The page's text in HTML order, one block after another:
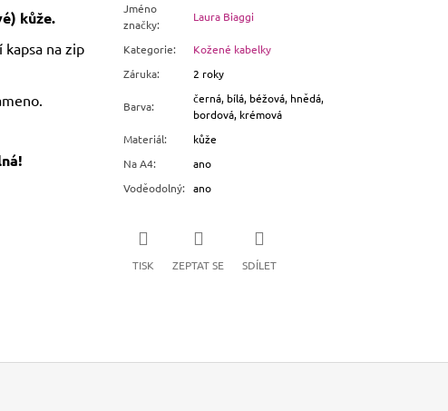
kůže.
na zip
Jméno
značky:
Laura Biaggi
Kategorie:
Kožené kabelky
Záruka: 2 roky
Barva:
černá, bílá, béžová, hnědá,
bordová, krémová
Materiál:
kůže
Na A4:
ano
Voděodolný: ano
TISK ZEPTAT SE SDÍLET